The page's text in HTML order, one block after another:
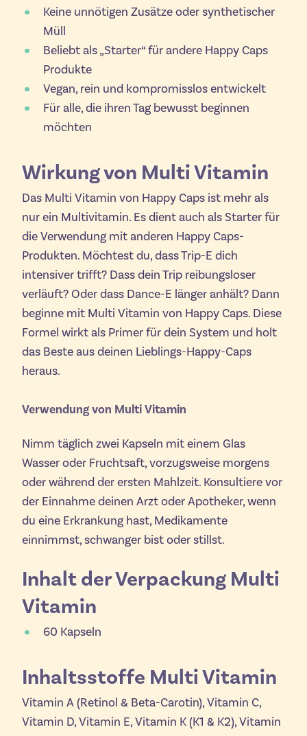
Keine unnötigen Zusätze oder synthetischer
Müll
Beliebt als „Starter“ für andere Happy Caps
Produkte
Vegan, rein und kompromisslos entwickelt
Für alle, die ihren Tag bewusst beginnen
möchten
Wirkung von Multi Vitamin
Das Multi Vitamin von Happy Caps ist mehr als
nur ein Multivitamin. Es dient auch als Starter für
die Verwendung mit anderen Happy Caps-
Produkten. Möchtest du, dass Trip-E dich
intensiver trifft? Dass dein Trip reibungsloser
verläuft? Oder dass Dance-E länger anhält? Dann
beginne mit Multi Vitamin von Happy Caps. Diese
Formel wirkt als Primer für dein System und holt
das Beste aus deinen Lieblings-Happy-Caps
heraus.
Verwendung von Multi Vitamin
Nimm täglich zwei Kapseln mit einem Glas
Wasser oder Fruchtsaft, vorzugsweise morgens
oder während der ersten Mahlzeit. Konsultiere vor
der Einnahme deinen Arzt oder Apotheker, wenn
du eine Erkrankung hast, Medikamente
einnimmst, schwanger bist oder stillst.
Inhalt der Verpackung Multi
Vitamin
60 Kapseln
Inhaltsstoffe Multi Vitamin
Vitamin A (Retinol & Beta-Carotin), Vitamin C,
Vitamin D, Vitamin E, Vitamin K (K1 & K2), Vitamin